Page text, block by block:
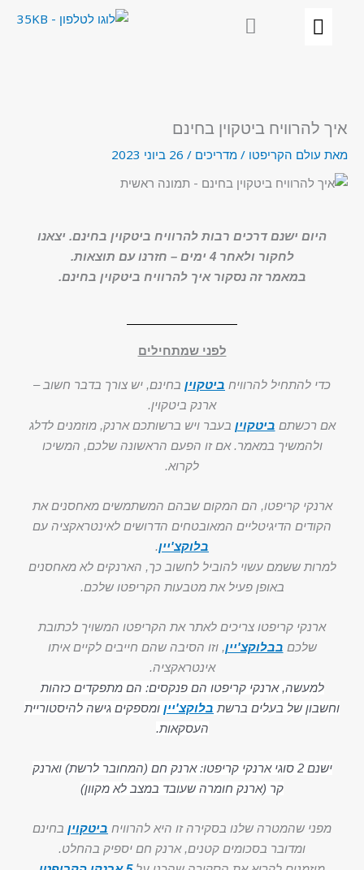
איך להרוויח ביטקוין בחינם
מאת עולם הקריפטו / מדריכים / 26 ביוני 2023
היום ישנם דרכים רבות להרוויח ביטקוין בחינם. יצאנו
לחקור ולאחר 4 ימים – חזרנו עם תוצאות.
במאמר זה נסקור איך להרוויח ביטקוין בחינם.
לפני שמתחילים
כדי להתחיל להרוויח ביטקוין בחינם, יש צורך בדבר חשוב –
ארנק ביטקוין.
אם רכשתם ביטקוין בעבר ויש ברשותכם ארנק, מוזמנים לדלג
ולהמשיך במאמר. אם זו הפעם הראשונה שלכם, המשיכו
לקרוא.
ארנקי קריפטו, הם המקום שבהם המשתמשים מאחסנים את
הקודים הדיגיטליים המאובטחים הדרושים לאינטראקציה עם
בלוקצ'יין.
למרות ששמם עשוי להוביל לחשוב כך, הארנקים לא מאחסנים
באופן פעיל את מטבעות הקריפטו שלכם.
ארנקי קריפטו צריכים לאתר את הקריפטו המשויך לכתובת
שלכם בבלוקצ'יין, וזו הסיבה שהם חייבים לקיים איתו
אינטראקציה.
למעשה, ארנקי קריפטו הם פנקסים: הם מתפקדים כזהות
וחשבון של בעלים ברשת בלוקצ'יין ומספקים גישה להיסטוריית
העסקאות.
ישנם 2 סוגי ארנקי קריפטו: ארנק חם (המחובר לרשת) וארנק
קר (ארנק חומרה שעובד במצב לא מקוון)
מפני שהמטרה שלנו בסקירה זו היא להרוויח ביטקוין בחינם
ומדובר בסכומים קטנים, ארנק חם יספיק בהחלט.